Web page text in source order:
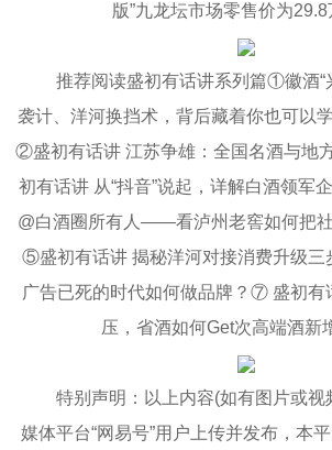
版”九龙坛市场零售价为29.8
推荐阅读盛初有话讲系列篇①徽酒“
袭计、洋河换挡术，背后藏着你也可以
②盛初有话讲 江苏争雄：全国名酒与地
初有话讲 从“抖音”说起，详解白酒领军
@白酒圈所有人——看泸州老窖如何把
⑤盛初有话讲 揭秘洋河对接消费升级
广告已死的时代如何做品牌？⑦ 盛初有
压，省酒如何Get次高端酒新
特别声明：以上内容(如有图片或视
媒体平台“网易号”用户上传并发布，本